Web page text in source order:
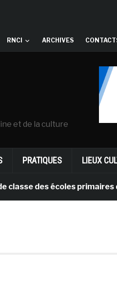
RNCI ARCHIVES
et de la culture
PRATIQUES LIEUX
des écoles primaires des